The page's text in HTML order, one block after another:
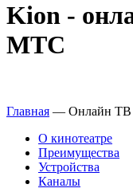
Kion -
МТС
Главная — Онлайн ТВ
О кинотеатре
Преимущества
Устройства
Каналы